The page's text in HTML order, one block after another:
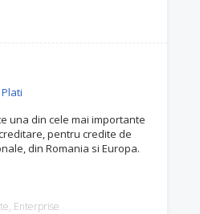
una din cele mai importante
pentru credite de
din Romania si Europa.
Enterprise